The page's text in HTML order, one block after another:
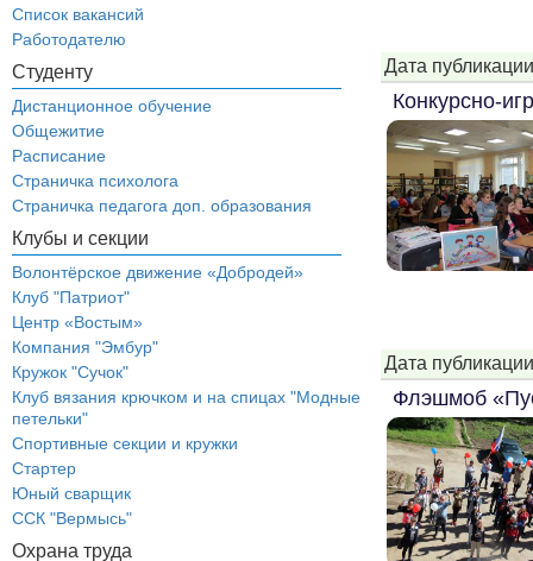
Список вакансий
Работодателю
Студенту
Дистанционное обучение
Общежитие
Расписание
Страничка психолога
Страничка педагога доп. образования
Клубы и секции
Волонтёрское движение «Добродей»
Клуб "Патриот"
Центр «Востым»
Компания "Эмбур"
Кружок "Сучок"
Клуб вязания крючком и на спицах "Модные
петельки"
Спортивные секции и кружки
Стартер
Юный сварщик
ССК "Вермысь"
Охрана труда
Дата
Конкурсно-
Дата
Флэшмоб